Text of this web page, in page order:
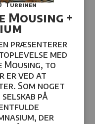
Turbinen
Mousing +
præsenterer
med
Mousing, to
er ved at
Som noget
på
der